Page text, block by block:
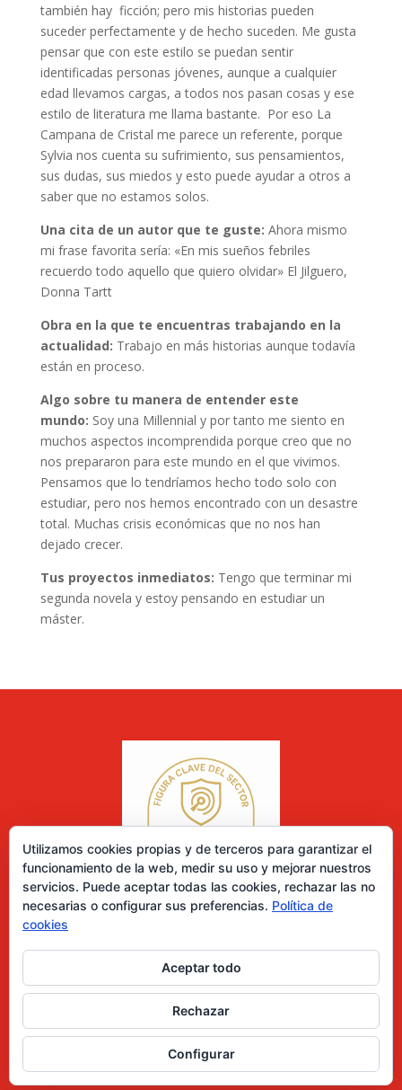
también hay ficción; pero mis historias pueden
suceder perfectamente y de hecho suceden. Me gusta
pensar que con este estilo se puedan sentir
identificadas personas jóvenes, aunque a cualquier
edad llevamos cargas, a todos nos pasan cosas y ese
estilo de literatura me llama bastante. Por eso La
Campana de Cristal me parece un referente, porque
Sylvia nos cuenta su sufrimiento, sus pensamientos,
sus dudas, sus miedos y esto puede ayudar a otros a
saber que no estamos solos.
Una cita de un autor que te guste: Ahora mismo
mi frase favorita sería: «En mis sueños febriles
recuerdo todo aquello que quiero olvidar» El Jilguero,
Donna Tartt
Obra en la que te encuentras trabajando en la
actualidad: Trabajo en más historias aunque todavía
están en proceso.
Algo sobre tu manera de entender este
mundo: Soy una Millennial y por tanto me siento en
muchos aspectos incomprendida porque creo que no
nos prepararon para este mundo en el que vivimos.
Pensamos que lo tendríamos hecho todo solo con
estudiar, pero nos hemos encontrado con un desastre
total. Muchas crisis económicas que no nos han
dejado crecer.
Tus proyectos inmediatos: Tengo que terminar mi
segunda novela y estoy pensando en estudiar un
máster.
0 elementos
Desarrollado por Diseñador web para empresas
Utilizamos cookies propias y de terceros para garantizar el
funcionamiento de la web, medir su uso y mejorar nuestros
servicios. Puede aceptar todas las cookies, rechazar las no
necesarias o configurar sus preferencias. Política de
cookies
Aceptar todo
Rechazar
Configurar